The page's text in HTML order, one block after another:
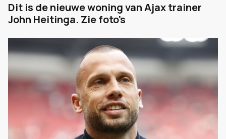
Dit is de nieuwe woning van Ajax trainer
John Heitinga. Zie foto's